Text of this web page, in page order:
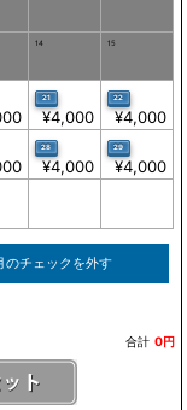
14 15
21
¥4,000
22
¥4,000
28
¥4,000
29
¥4,000
のチェックを外す
合計 0円